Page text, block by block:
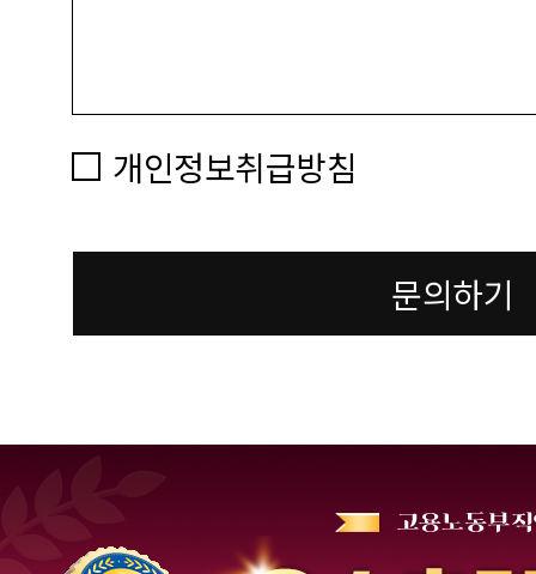
개인정보취급방침
문의하기